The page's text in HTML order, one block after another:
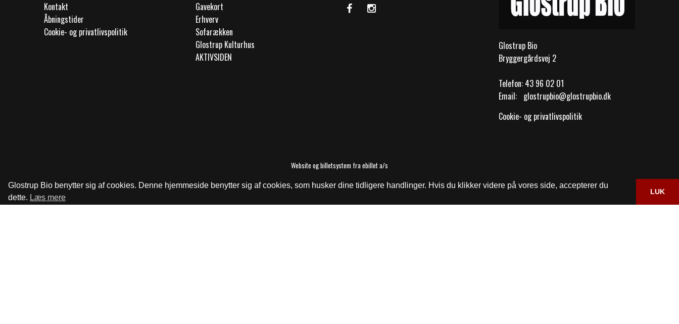
Glostrup Bio benytter sig af cookies. Denne hjemmeside benytter sig af cookies, som husker dine tidligere handlinger. Hvis du klikker videre på vores side, accepterer du
dette. Læs mere
LUK
Kontakt
Åbningstider
Cookie- og privatlivspolitik
Gavekort
Erhverv
Sofarækken
Glostrup Kulturhus
AKTIVSIDEN
Glostrup Bio
Bryggergårdsvej 2
Telefon: 43 96 02 01
Email: glostrupbio@glostrupbio.dk
Cookie- og privatlivspolitik
Website og billetsystem fra ebillet a/s